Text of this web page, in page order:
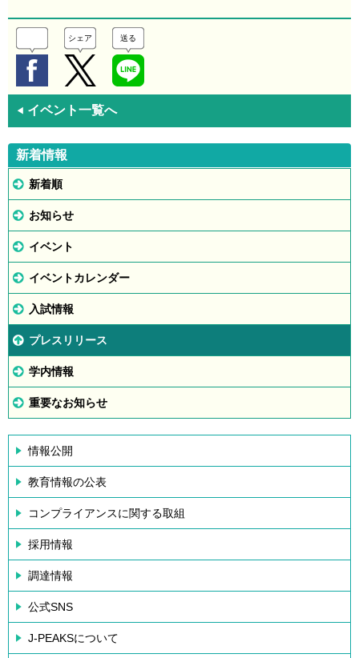
シェア 送る
◀ イベント一覧へ
新着情報
新着順
お知らせ
イベント
イベントカレンダー
入試情報
プレスリリース
学内情報
重要なお知らせ
情報公開
教育情報の公表
コンプライアンスに関する取組
採用情報
調達情報
公式SNS
J-PEAKSについて